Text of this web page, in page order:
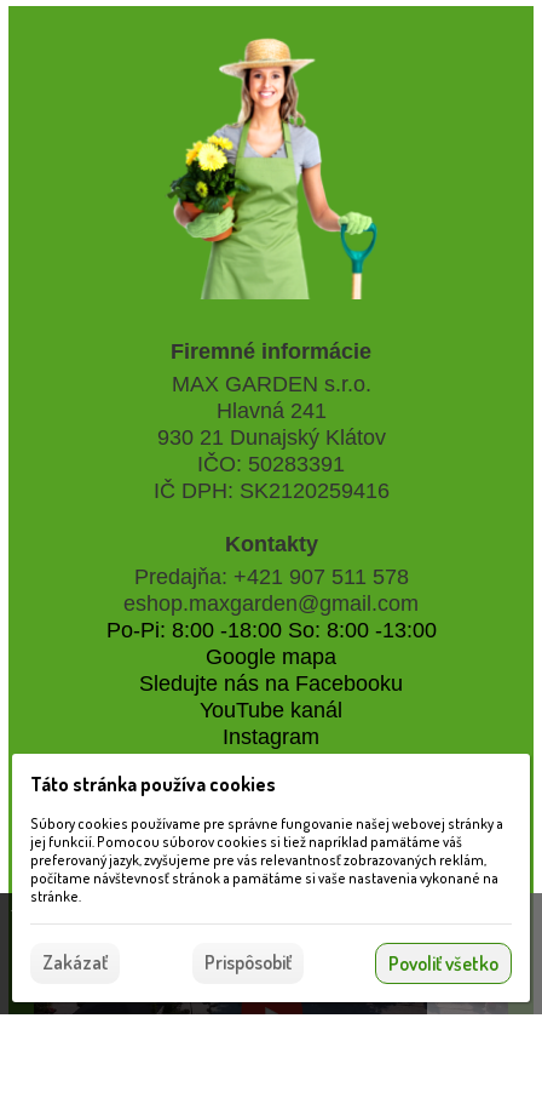
Firemné informácie
MAX GARDEN s.r.o.
Hlavná 241
930 21 Dunajský Klátov
IČO: 50283391
IČ DPH: SK2120259416
Kontakty
Predajňa: +421 907 511 578
eshop.maxgarden@gmail.com
Po-Pi: 8:00 -18:00 So: 8:00 -13:00
Google mapa
Sledujte nás na Facebooku
YouTube kanál
Instagram
Naše záhradné centrum
Táto stránka používa súbory cookies, ktoré nám
pomáhajú poskytovať služby. Používaním našich
služieb vyjadrujete súhlas s používaním súborov
Súhlasím
Táto stránka používa cookies
Súbory cookies používame pre správne fungovanie našej webovej stránky a
jej funkcií. Pomocou súborov cookies si tiež napríklad pamätáme váš
preferovaný jazyk, zvyšujeme pre vás relevantnosť zobrazovaných reklám,
počítame návštevnosť stránok a pamätáme si vaše nastavenia vykonané na
stránke.
Zakázať Prispôsobiť Povoliť všetko